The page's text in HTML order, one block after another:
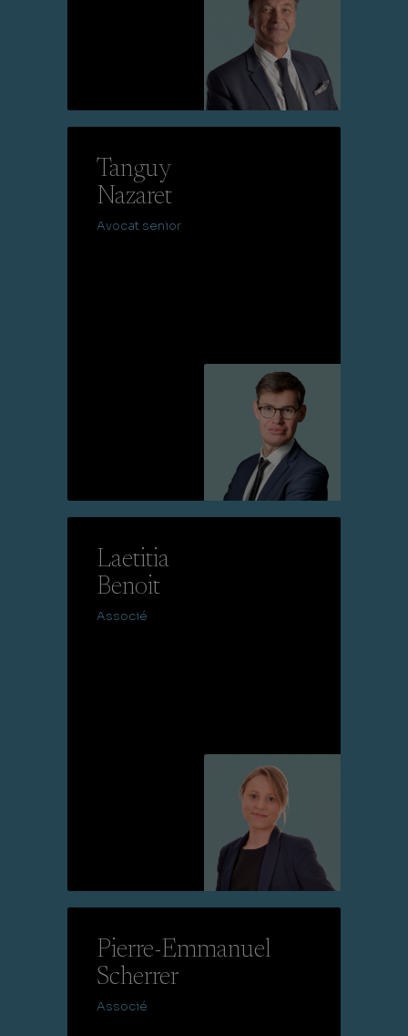
Tanguy
Nazaret
Avocat senior
Laetitia
Benoit
Associé
Pierre-Emmanuel
Scherrer
Associé